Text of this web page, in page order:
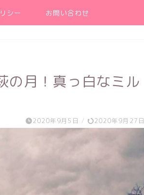
シー お問い合わせ
の月！真っ白なミル
2020年9月5日 / 2020年9月27日